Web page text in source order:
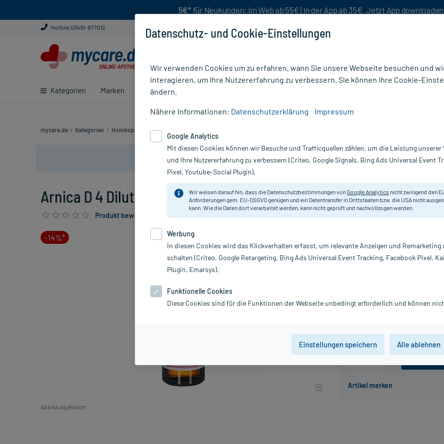
5€* für Neukunden: Im Web ab 55€ | In der App ab 35€. Jetzt App downloaden
Hotline 03491-877012
Kategorien Marken Ratgeber
mycare.de / Kategorien / Homöopathie / Einzelmittel
Nur für kurze Zeit:Gratis-Versand* ab 19€ Mindestbestellwert!
Arnica D 4 Dilution, 20 ml
Produkt bewerten & PlusHerzen sichern
-14%*
Abbildung ähnlich
inkl. MwSt. zzgl. Versandkosten
DHU - Einzelmittel
Homöopathisches Arzneimittel.
PZN:
Hersteller:
Datenschutz- und Cookie-Einstellungen
Wir verwenden Cookies um zu erfahren, wann Sie unsere Webseite besuchen und
interagieren, um Ihre Nutzererfahrung zu verbessern. Sie können Ihre Cookie-
ändern.
Nähere Informationen: Datenschutzerklärung Impressum
Google Analytics
Mit diesen Cookies können wir Besuche und Trafficquellen zählen, um die Leistung unserer
und Ihre Nutzererfahrung zu verbessern (Criteo, Google Signals, Bing Ads Universal Event
Pixel, Youtube-Social Plugin).
Wir weisen darauf hin, dass die Datenschutzbestimmungen vonGoogle Analytics nicht zwingend den
Anforderungen gem. EU-DSGVO genügen und ein Datentransfer in Drittstaaten bzw. die USA nicht
kann. Wie die Daten dort verarbeitet werden, kann nicht geprüft und nachvollzogen werden.
Werbung
In diesen Cookies wird das Klickverhalten erfasst, um relevante Anzeigen und Remarketing
schalten (Criteo, Google Retargeting, Bing Ads Universal Event Tracking, Facebook Pixel,
Plugin, Emarsys).
Funktionelle Cookies
Diese Cookies sind für die Funktionen der Webseite unbedingt erforderlich und können
Einstellungen speichern Alle ablehnen